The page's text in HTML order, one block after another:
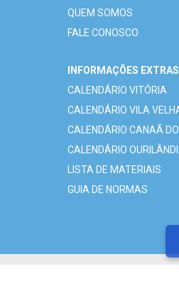
QUEM SOMOS
FALE CONOSCO
INFORMAÇÕES EXTRAS
CALENDÁRIO VITÓRIA
CALENDÁRIO VILA
CALENDÁRIO CANAÃ
CALENDÁRIO
LISTA DE MATERIAIS
GUIA DE NORMAS